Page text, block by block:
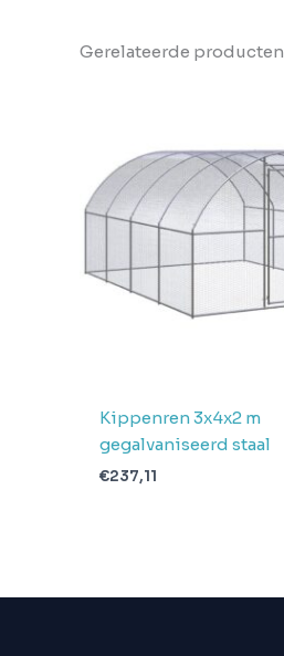
EAN
Aantal
pakketten in
levering
levertijd
Gerelateerde producten
Kippenren 3x4x2 m
gegalvaniseerd staal
€237,11